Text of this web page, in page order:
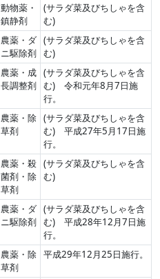
動物薬・
鎮静剤
(サラダ菜及びちしゃを含
む)
農薬・ダ
ニ駆除剤
(サラダ菜及びちしゃを含
む)
農薬・成
長調整剤
(サラダ菜及びちしゃを含
む) 令和元年8月7日施
行。
農薬・除
草剤
(サラダ菜及びちしゃを含
む) 平成27年5月17日施
行。
農薬・殺
菌剤・除
草剤
(サラダ菜及びちしゃを含
む)
農薬・ダ
ニ駆除剤
(サラダ菜及びちしゃを含
む) 平成28年12月7日施
行。
農薬・除
草剤
平成29年12月25日施行。